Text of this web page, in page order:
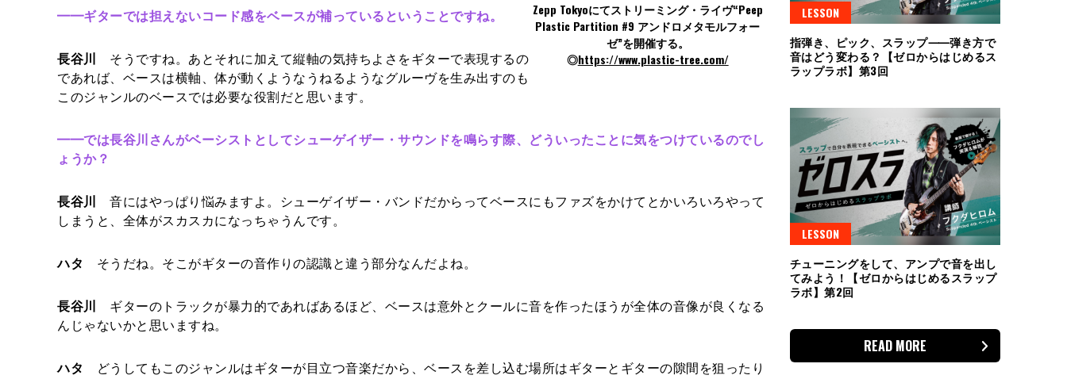
━━ギターでは担えないコード感をベースが補っているということですね。
長谷川 そうですね。あとそれに加えて縦軸の気持ちよさをギターで表現するの
であれば、ベースは横軸、体が動くようなうねるようなグルーヴを生み出すのも
このジャンルのベースでは必要な役割だと思います。
Zepp Tokyoにてストリーミング・ライヴ“Peep
Plastic Partition #9 アンドロメタモルフォー
ゼ”を開催する。
◎https://www.plastic-tree.com/
━━では長谷川さんがベーシストとしてシューゲイザー・サウンドを鳴らす際、どういったことに気をつけているのでし
ょうか？
長谷川 音にはやっぱり悩みますよ。シューゲイザー・バンドだからってベースにもファズをかけてとかいろいろやって
しまうと、全体がスカスカになっちゃうんです。
ハタ そうだね。そこがギターの音作りの認識と違う部分なんだよね。
長谷川 ギターのトラックが暴力的であればあるほど、ベースは意外とクールに音を作ったほうが全体の音像が良くなる
んじゃないかと思いますね。
ハタ どうしてもこのジャンルはギターが目立つ音楽だから、ベースを差し込む場所はギターとギターの隙間を狙ったり
LESSON
指弾き、ピック、スラップ⸺弾き方で
音はどう変わる？【ゼロからはじめるス
ラップラボ】第3回
LESSON
チューニングをして、アンプで音を出し
てみよう！【ゼロからはじめるスラップ
ラボ】第2回
READ MORE